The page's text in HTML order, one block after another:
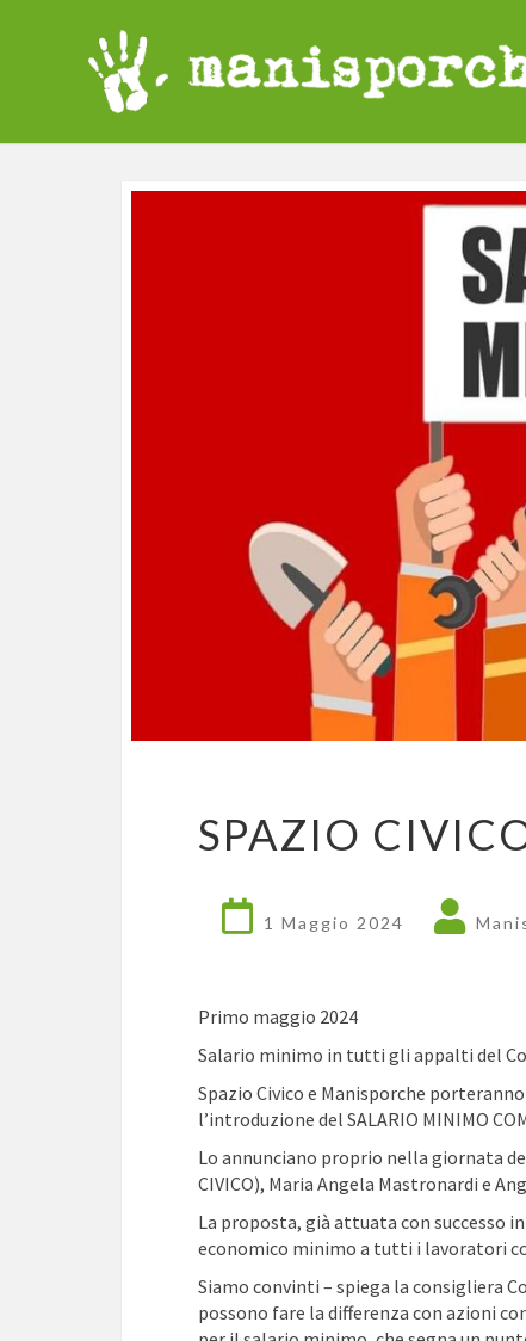
SPAZIO
1 Maggio 2024
Primo maggio 2024
Salario minimo in tutti gli appalti del
Spazio Civico e Manisporche
l’introduzione del SALARIO MINIMO
Lo annunciano proprio nella giornata
CIVICO), Maria Angela Mastronardi e
La proposta, già attuata con successo
economico minimo a tutti i lavoratori
Siamo convinti – spiega la consigliera
possono fare la differenza con azioni